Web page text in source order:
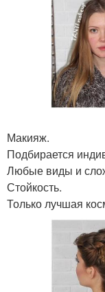
Макияж.
Подбирается
Любые виды и
Стойкость.
Только лучшая